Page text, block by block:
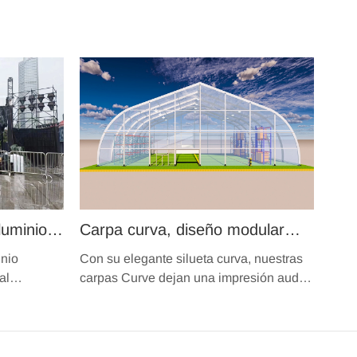
con
y
Carpa curva, diseño modular
europeo alemán, estructura de
tela móvil duradera, carpa tipo
Con su elegante silueta curva, nuestras
carpas Curve dejan una impresión audaz